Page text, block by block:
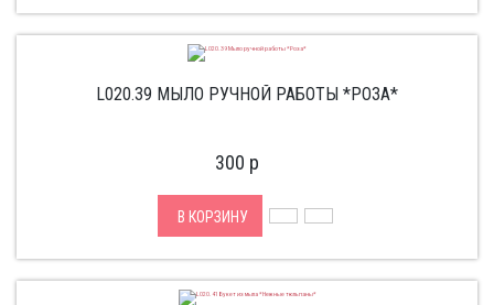
L020.39 МЫЛО РУЧНОЙ РАБОТЫ *РОЗА*
300 p
В КОРЗИНУ